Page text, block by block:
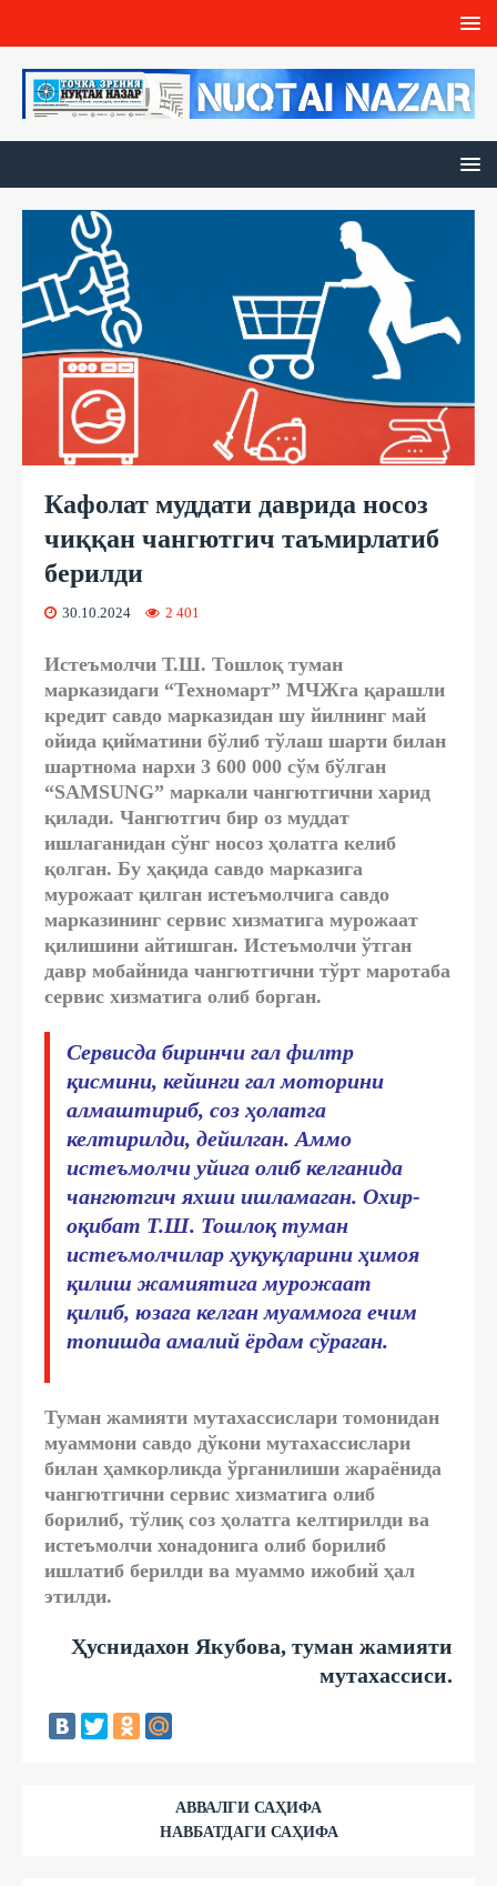
Кафолат муддати даврида носоз
чиққан чангютгич таъмирлатиб
берилди
30.10.2024 2 401
Истеъмолчи Т.Ш. Тошлоқ туман
марказидаги “Техномарт” МЧЖга қарашли
кредит савдо марказидан шу йилнинг май
ойида қийматини бўлиб тўлаш шарти билан
шартнома нархи 3 600 000 сўм бўлган
“SAMSUNG” маркали чангютгични харид
қилади. Чангютгич бир оз муддат
ишлаганидан сўнг носоз ҳолатга келиб
қолган. Бу ҳақида савдо марказига
мурожаат қилган истеъмолчига савдо
марказининг сервис хизматига мурожаат
қилишини айтишган. Истеъмолчи ўтган
давр мобайнида чангютгични тўрт маротаба
сервис хизматига олиб борган.
Сервисда биринчи гал филтр
қисмини, кейинги гал моторини
алмаштириб, соз ҳолатга
келтирилди, дейилган. Аммо
истеъмолчи уйига олиб келганида
чангютгич яхши ишламаган. Охир-
оқибат Т.Ш. Тошлоқ туман
истеъмолчилар ҳуқуқларини ҳимоя
қилиш жамиятига мурожаат
қилиб, юзага келган муаммога ечим
топишда амалий ёрдам сўраган.
Туман жамияти мутахассислари томонидан
муаммони савдо дўкони мутахассислари
билан ҳамкорликда ўрганилиши жараёнида
чангютгични сервис хизматига олиб
борилиб, тўлиқ соз ҳолатга келтирилди ва
истеъмолчи хонадонига олиб борилиб
ишлатиб берилди ва муаммо ижобий ҳал
этилди.
Ҳуснидахон Якубова, туман жамияти
мутахассиси.
АВВАЛГИ САҲИФА
НАВБАТДАГИ САҲИФА